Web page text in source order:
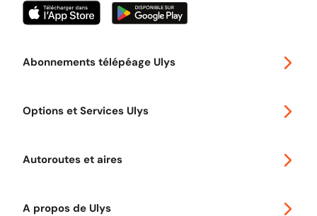
Abonnements télépéage Ulys
Options et Services Ulys
Autoroutes et aires
A propos de Ulys